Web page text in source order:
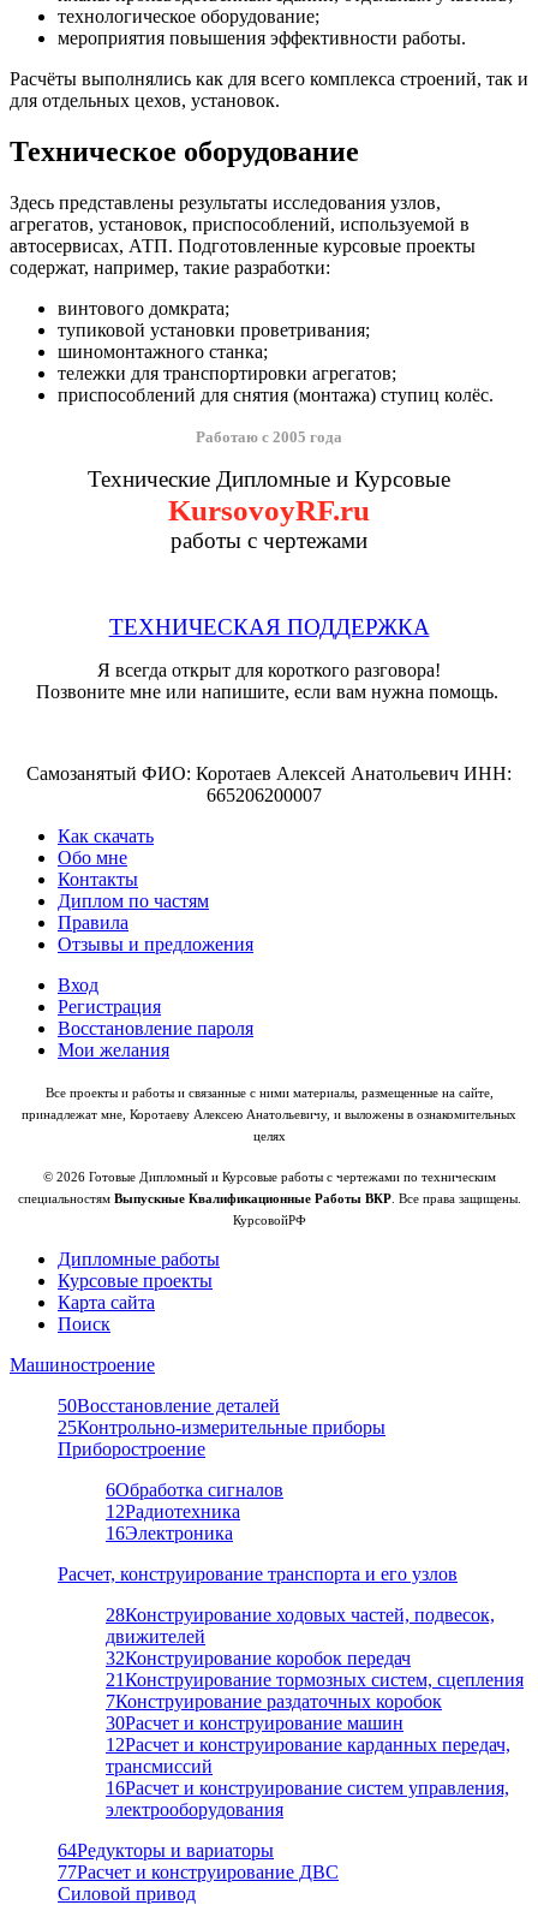
технологическое оборудование;
мероприятия повышения эффективности работы.
Расчёты выполнялись как для всего комплекса строений, так и
для отдельных цехов, установок.
Техническое оборудование
Здесь представлены результаты исследования узлов,
агрегатов, установок, приспособлений, используемой в
автосервисах, АТП. Подготовленные курсовые проекты
содержат, например, такие разработки:
винтового домкрата;
тупиковой установки проветривания;
шиномонтажного станка;
тележки для транспортировки агрегатов;
приспособлений для снятия (монтажа) ступиц колёс.
Работаю с 2005 года
Технические Дипломные и Курсовые
KursovoyRF.ru
работы с чертежами
ТЕХНИЧЕСКАЯ ПОДДЕРЖКА
Я всегда открыт для короткого разговора!
Позвоните мне или напишите, если вам нужна помощь.
Самозанятый ФИО: Коротаев Алексей Анатольевич ИНН:
665206200007
Как скачать
Обо мне
Контакты
Диплом по частям
Правила
Отзывы и предложения
Вход
Регистрация
Восстановление пароля
Мои желания
Все проекты и работы и связанные с ними материалы, размещенные на сайте,
принадлежат мне, Коротаеву Алексею Анатольевичу, и выложены в ознакомительных
целях
© 2026 Готовые Дипломный и Курсовые работы с чертежами по техническим
специальностям Выпускные Квалификационные Работы ВКР. Все права защищены.
КурсовойРФ
Дипломные работы
Курсовые проекты
Карта сайта
Поиск
Машиностроение
50Восстановление деталей
25Контрольно-измерительные приборы
Приборостроение
6Обработка сигналов
12Радиотехника
16Электроника
Расчет, конструирование транспорта и его узлов
28Конструирование ходовых частей, подвесок,
движителей
32Конструирование коробок передач
21Конструирование тормозных систем, сцепления
7Конструирование раздаточных коробок
30Расчет и конструирование машин
12Расчет и конструирование карданных передач,
трансмиссий
16Расчет и конструирование систем управления,
электрооборудования
64Редукторы и вариаторы
77Расчет и конструирование ДВС
Силовой привод